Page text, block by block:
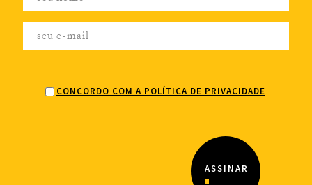
CONCORDO COM A POLÍTICA DE PRIVACIDADE